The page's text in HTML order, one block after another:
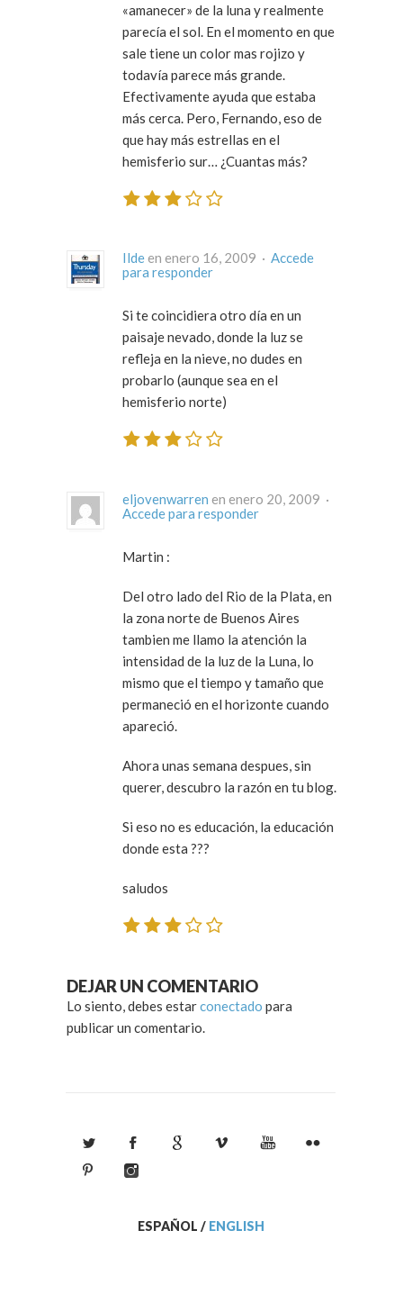
«amanecer» de la luna y realmente
parecía el sol. En el momento en que
sale tiene un color mas rojizo y
todavía parece más grande.
Efectivamente ayuda que estaba
más cerca. Pero, Fernando, eso de
que hay más estrellas en el
hemisferio sur… ¿Cuantas más?
Ilde en enero 16, 2009 · Accede
para responder
Si te coincidiera otro día en un
paisaje nevado, donde la luz se
refleja en la nieve, no dudes en
probarlo (aunque sea en el
hemisferio norte)
eljovenwarren
en enero 20, 2009 ·
Accede para responder
Martin :
Del otro lado del Rio de la Plata, en
la zona norte de Buenos Aires
tambien me llamo la atención la
intensidad de la luz de la Luna, lo
mismo que el tiempo y tamaño que
permaneció en el horizonte cuando
apareció.
Ahora unas semana despues, sin
querer, descubro la razón en tu blog.
Si eso no es educación, la educación
donde esta ???
saludos
DEJAR UN COMENTARIO
Lo siento, debes estarconectado para
publicar un comentario.
ESPAÑOL / ENGLISH